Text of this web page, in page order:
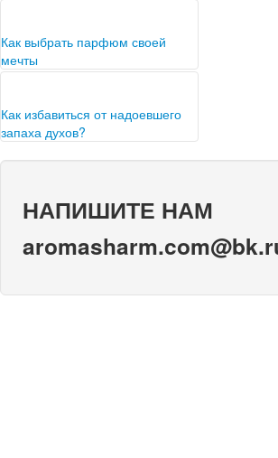
Дорогие друзья! У нас для вас
связи с блокировкой нашего…
Как выбрать парфюм своей
мечты
Каждый аромат индивидуален,
нужно, необходимо следовать
нескольким простыми
Как избавиться от надоевшего
запаха духов?
дамами несколько веков назад.
Всё…НАПИШИТЕ НАМ